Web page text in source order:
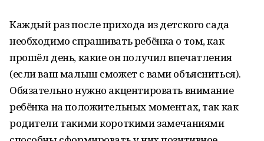
Каждый раз после прихода из детского сада
необходимо спрашивать ребёнка о том, как
прошёл день, какие он получил впечатления
(если ваш малыш сможет с вами объясниться).
Обязательно нужно акцентировать внимание
ребёнка на положительных моментах, так как
родители такими короткими замечаниями